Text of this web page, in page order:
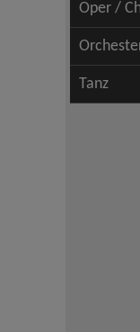
Oper /
Tanz